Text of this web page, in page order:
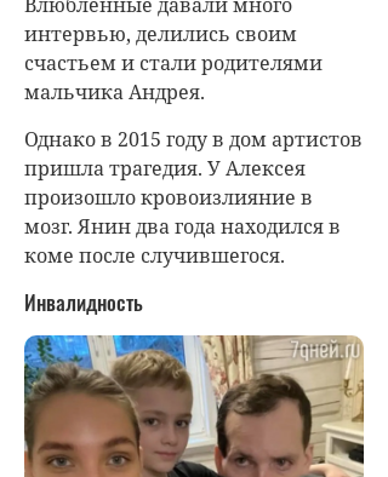
интервью, делились своим
счастьем и стали родителями
мальчика Андрея.
Однако в 2015 году в дом артистов
пришла трагедия. У Алексея
произошло кровоизлияние в
мозг. Янин два года находился в
коме после случившегося.
Инвалидность